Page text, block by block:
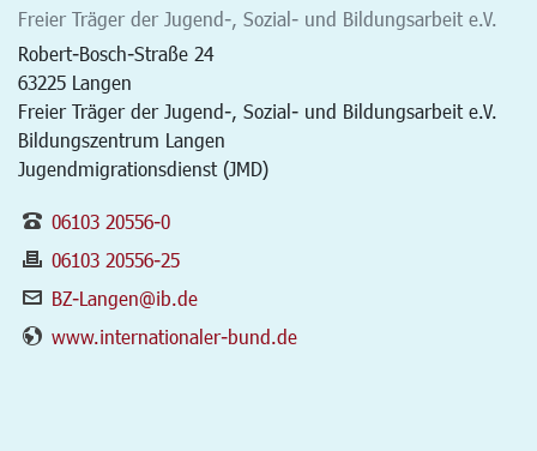
Freier Träger der Jugend-, Sozial- und Bildungsarbeit e.V.
Robert-Bosch-Straße 24
63225 Langen
Freier Träger der Jugend-, Sozial- und Bildungsarbeit e.V.
Bildungszentrum Langen
Jugendmigrationsdienst (JMD)
06103 20556-0
06103 20556-25
BZ-Langen@ib.de
www.internationaler-bund.de